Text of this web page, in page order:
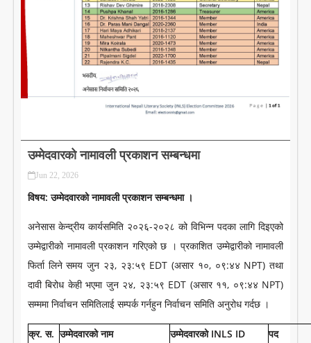
LITERATURE
उम्मेदवारको नामावली प्रकाशन सम्बन्धमा
Jun 22, 2026
विषय: उम्मेदवारको नामावली प्रकाशन सम्बन्धमा ।
अनेसास केन्द्रीय कार्यसमिति २०२६-२०२८ को विभिन्न पदका लागि दिइएको
उम्मेद्वारीको नामावली प्रकाशन गरिएको छ । प्रकाशित उम्मेद्वारीको नामावली
फिर्ता लिने समय जुन २३, २३:५९ EDT (असार १०, ०९:४४ NPT) तथा
दावी बिरोध केही भएमा जुन २४, २३:५९ EDT (असार ११, ०९:४४ NPT)
सम्ममा निर्वाचन समितिलाई सम्पर्क गर्नहुन निर्वाचन समिति अनुरोध गर्दछ ।
क्र.स. उम्मेदवारको नाम उम्मेदवारकोINLS ID पद